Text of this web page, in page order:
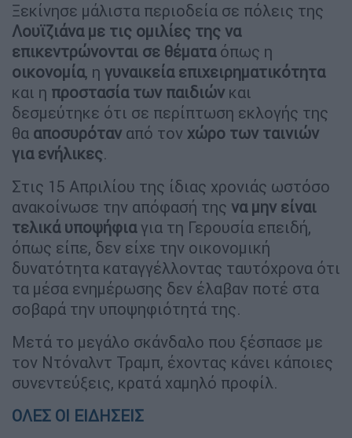
Ξεκίνησε μάλιστα περιοδεία σε πόλεις της
Λουϊζιάνα με τις ομιλίες της να
επικεντρώνονται σε θέματαόπως η
οικονομία, η γυναικεία επιχειρηματικότητα
και η προστασία των παιδιών και
δεσμεύτηκε ότι σε περίπτωση εκλογής της
θα αποσυρόταν από τον χώρο των ταινιών
για ενήλικες.
Στις 15 Απριλίου της ίδιας χρονιάς ωστόσο
ανακοίνωσε την απόφασή της να μην είναι
τελικά υποψήφιαγια τη Γερουσία επειδή,
όπως είπε, δεν είχε την οικονομική
δυνατότητα καταγγέλλοντας ταυτόχρονα ότι
τα μέσα ενημέρωσης δεν έλαβαν ποτέ στα
σοβαρά την υποψηφιότητά της.
Μετά το μεγάλο σκάνδαλο που ξέσπασε με
τον Ντόναλντ Τραμπ, έχοντας κάνει κάποιες
συνεντεύξεις, κρατά χαμηλό προφίλ.
ΟΛΕΣ ΟΙ ΕΙΔΗΣΕΙΣ